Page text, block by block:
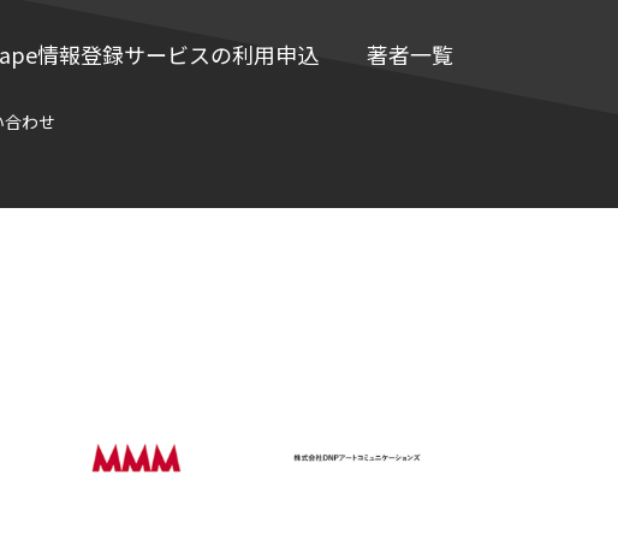
情報登録サービスの利用申込 著者一覧
合わせ